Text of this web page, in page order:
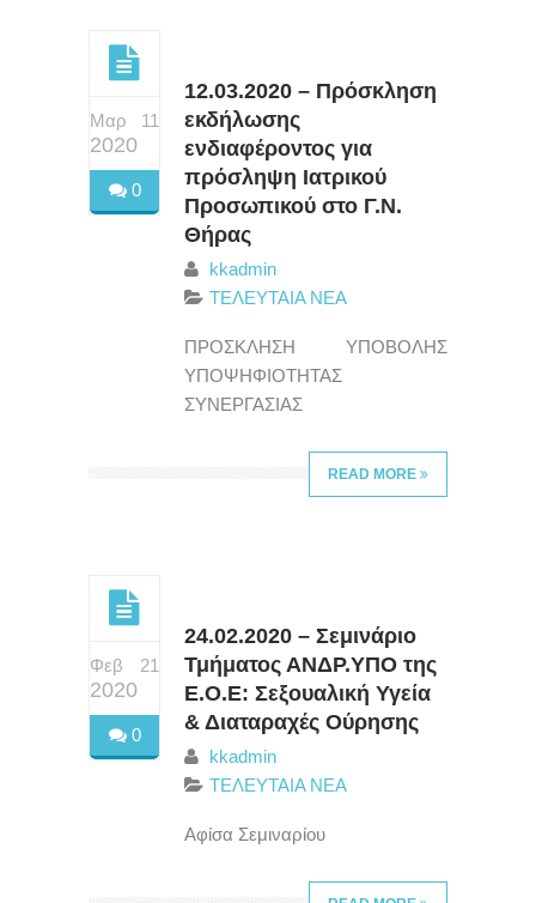
Μαρ 11
2020
0
12.03.2020 – Πρόσκληση
εκδήλωσης
ενδιαφέροντος για
πρόσληψη Ιατρικού
Προσωπικού στο Γ.Ν.
Θήρας
kkadmin
ΤΕΛΕΥΤΑΙΑ ΝΕΑ
ΠΡΟΣΚΛΗΣΗ ΥΠΟΒΟΛΗΣ
ΥΠΟΨΗΦΙΟΤΗΤΑΣ
ΣΥΝΕΡΓΑΣΙΑΣ
READ MORE
Φεβ 21
2020
0
24.02.2020 – Σεμινάριο
Τμήματος ΑΝΔΡ.ΥΠΟ της
Ε.Ο.Ε: Σεξουαλική Υγεία
& Διαταραχές Ούρησης
kkadmin
ΤΕΛΕΥΤΑΙΑ ΝΕΑ
Αφίσα Σεμιναρίου